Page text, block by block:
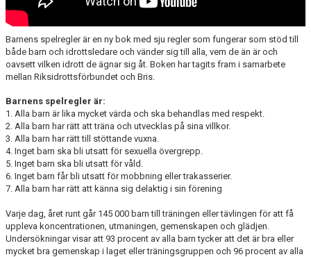
Barnens spelregler är en ny bok med sju regler som fungerar som stöd till
både barn och idrottsledare och vänder sig till alla, vem de än är och
oavsett vilken idrott de ägnar sig åt. Boken har tagits fram i samarbete
mellan Riksidrottsförbundet och Bris.
Barnens spelregler är:
1. Alla barn är lika mycket värda och ska behandlas med respekt.
2. Alla barn har rätt att träna och utvecklas på sina villkor.
3. Alla barn har rätt till stöttande vuxna.
4. Inget barn ska bli utsatt för sexuella övergrepp.
5. Inget barn ska bli utsatt för våld.
6. Inget barn får bli utsatt för mobbning eller trakasserier.
7. Alla barn har rätt att känna sig delaktig i sin förening
Varje dag, året runt går 145 000 barn till träningen eller tävlingen för att få
uppleva koncentrationen, utmaningen, gemenskapen och glädjen.
Undersökningar visar att 93 procent av alla barn tycker att det är bra eller
mycket bra gemenskap i laget eller träningsgruppen och 96 procent av alla